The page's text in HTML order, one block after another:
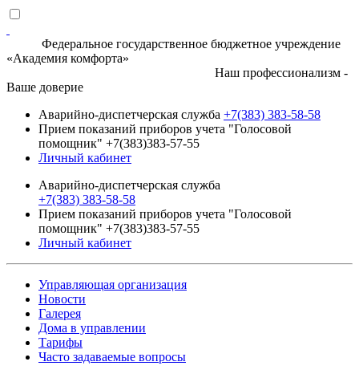
Федеральное государственное бюджетное учреждение
«Академия комфорта»
Наш профессионализм -
Ваше доверие
Аварийно-диспетчерская служба +7(383) 383-58-58
Прием показаний приборов учета "Голосовой
помощник" +7(383)383-57-55
Личный кабинет
Аварийно-диспетчерская служба
+7(383) 383-58-58
Прием показаний приборов учета "Голосовой
помощник" +7(383)383-57-55
Личный кабинет
Управляющая организация
Новости
Галерея
Дома в управлении
Тарифы
Часто задаваемые вопросы